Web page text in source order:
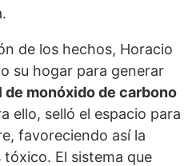
de los hechos, Horacio
su hogar para generar
monóxido de carbono
ello, selló el espacio para
favoreciendo así la
El sistema que